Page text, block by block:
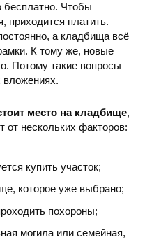
Иршава,
бесплатно. Чтобы
приходится платить.
а кладбища всё
К тому же, новые
Потому такие вопросы
место на кладбище,
от нескольких факторов:
купить участок;
которое уже выбрано;
похороны;
могила или семейная,